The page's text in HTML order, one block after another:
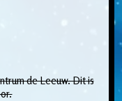
de Leeuw. Dit is